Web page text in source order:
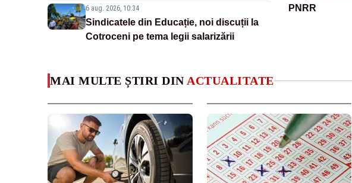
6 aug. 2026, 10:34
Sindicatele din Educație, noi discuții la
Cotroceni pe tema legii salarizării
PNRR
MAI MULTE ȘTIRI DIN ACTUALITATE